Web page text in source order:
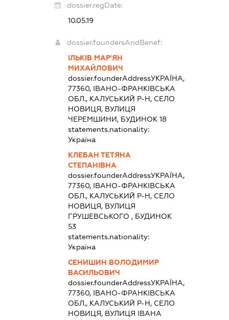
dossier.regDate:
10.05.19
dossier.foundersAndBenef:
ІЛЬКІВ МАР'ЯН
МИХАЙЛОВИЧ
dossier.founderAddressУКРАЇНА,
77360, ІВАНО-ФРАНКІВСЬКА
ОБЛ., КАЛУСЬКИЙ Р-Н, СЕЛО
НОВИЦЯ, ВУЛИЦЯ
ЧЕРЕМШИНИ, БУДИНОК 18
statements.nationality:
Україна
КЛЕБАН ТЕТЯНА
СТЕПАНІВНА
dossier.founderAddressУКРАЇНА,
77360, ІВАНО-ФРАНКІВСЬКА
ОБЛ., КАЛУСЬКИЙ Р-Н, СЕЛО
НОВИЦЯ, ВУЛИЦЯ
ГРУШЕВСЬКОГО , БУДИНОК
53
statements.nationality:
Україна
СЕНИШИН ВОЛОДИМИР
ВАСИЛЬОВИЧ
dossier.founderAddressУКРАЇНА,
77360, ІВАНО-ФРАНКІВСЬКА
ОБЛ., КАЛУСЬКИЙ Р-Н, СЕЛО
НОВИЦЯ, ВУЛИЦЯ ІВАНА